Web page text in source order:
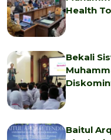
Health
Bekali
Baitul